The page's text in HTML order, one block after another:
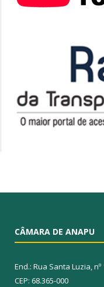
CÂMARA DE ANAPU
End.: Rua Santa Luzia,
CEP: 68.365-000